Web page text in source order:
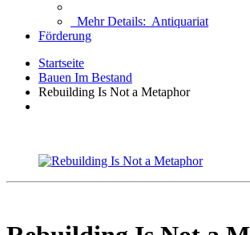
Mehr Details: Antiquariat
Förderung
Startseite
Bauen Im Bestand
Rebuilding Is Not a Metaphor